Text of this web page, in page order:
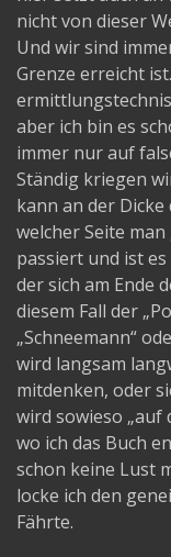
nicht von dieser
Und wir sind
Grenze erreicht
aber ich bin es
immer nur auf
Ständig kriegen
kann an der
welcher Seite
passiert und ist
der sich am Ende
diesem Fall der
„Schneemann“
wird langsam
mitdenken, oder
wird sowieso „auf
wo ich das Buch
schon keine Lust
locke ich den
Fährte.